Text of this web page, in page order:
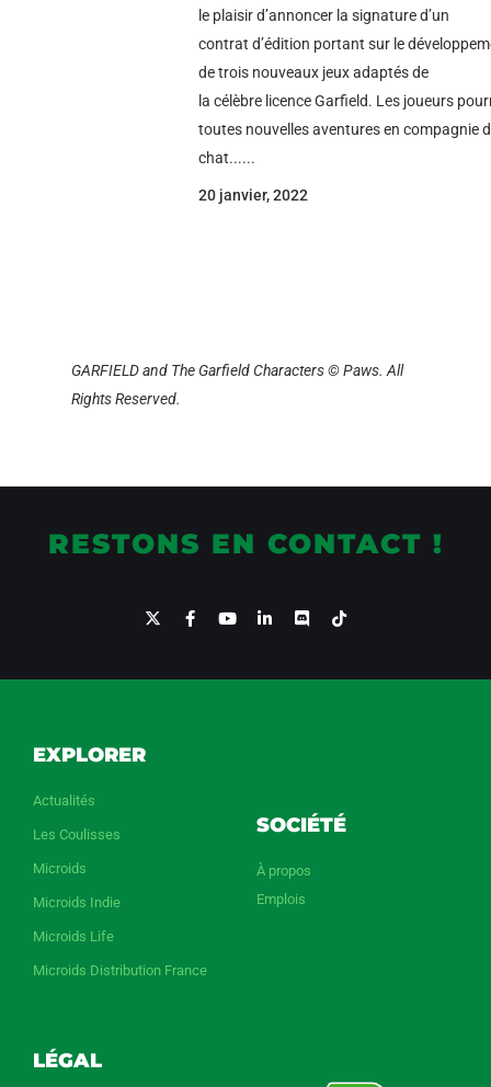
le plaisir d’annoncer la signature d’un
contrat d’édition portant sur le
de trois nouveaux jeux adaptés de
la célèbre licence Garfield. Les joueurs
toutes nouvelles aventures en compagnie
chat......
20 janvier, 2022
GARFIELD and The Garfield Characters © Paws. All
Rights Reserved.
RESTONS EN CONTACT !
EXPLORER
Actualités
Les Coulisses
Microids
Microids Indie
Microids Life
Microids Distribution France
SOCIÉTÉ
À propos
Emplois
LÉGAL